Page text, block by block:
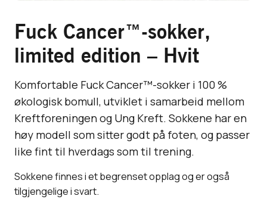
Fuck Cancer™-sokker,
limited edition – Hvit
Komfortable Fuck Cancer™-sokker i 100 %
økologisk bomull, utviklet i samarbeid mellom
Kreftforeningen og Ung Kreft. Sokkene har en
høy modell som sitter godt på foten, og passer
like fint til hverdags som til trening.
Sokkene finnes i et begrenset opplag og er også
tilgjengelige i svart.